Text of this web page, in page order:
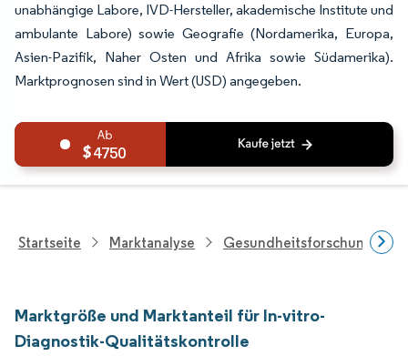
unabhängige Labore, IVD-Hersteller, akademische Institute und
ambulante Labore) sowie Geografie (Nordamerika, Europa,
Asien-Pazifik, Naher Osten und Afrika sowie Südamerika).
Marktprognosen sind in Wert (USD) angegeben.
4750
Startseite Marktanalyse Gesundheitsforschung
Marktgröße und Marktanteil für In-vitro-
Diagnostik-Qualitätskontrolle